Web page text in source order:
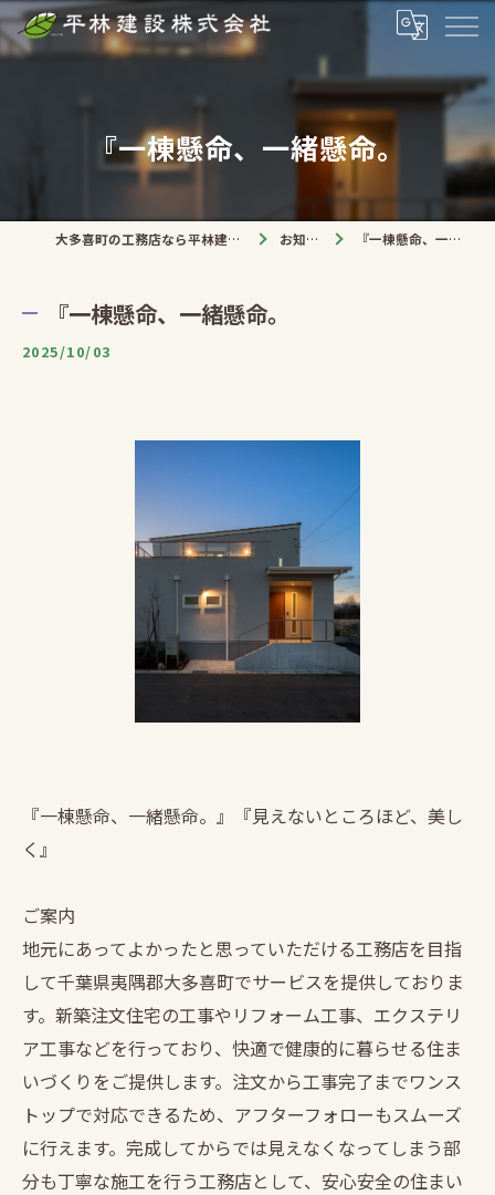
『一棟懸命、一緒懸命。
大多喜町の工務店なら平林建設株式会社 お知らせ 『一棟懸命、一緒懸命。
『一棟懸命、一緒懸命。
2025/10/03
『一棟懸命、一緒懸命。』『見えないところほど、美し
く』
ご案内
地元にあってよかったと思っていただける工務店を目指
して千葉県夷隅郡大多喜町でサービスを提供しておりま
す。新築注文住宅の工事やリフォーム工事、エクステリ
ア工事などを行っており、快適で健康的に暮らせる住ま
いづくりをご提供します。注文から工事完了までワンス
トップで対応できるため、アフターフォローもスムーズ
に行えます。完成してからでは見えなくなってしまう部
分も丁寧な施工を行う工務店として、安心安全の住まい